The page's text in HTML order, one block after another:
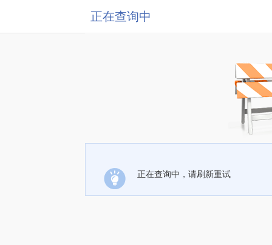
正在查询中
正在查询中，请刷新重试